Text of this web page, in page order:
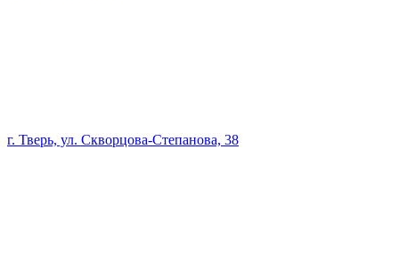
г. Тверь, ул. Скворцова-Степанова, 38